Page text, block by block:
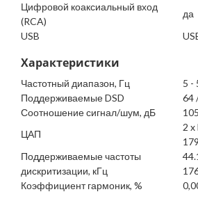
Цифровой коаксиальный вход
(RCA)
да
USB
Характеристики
Частотный диапазон, Гц
5 -
Поддерживаемые DSD
64
Соотношение сигнал/шум, дБ
105
ЦАП
2
Поддерживаемые частоты
дискритизации, кГц
Коэффициент гармоник, %